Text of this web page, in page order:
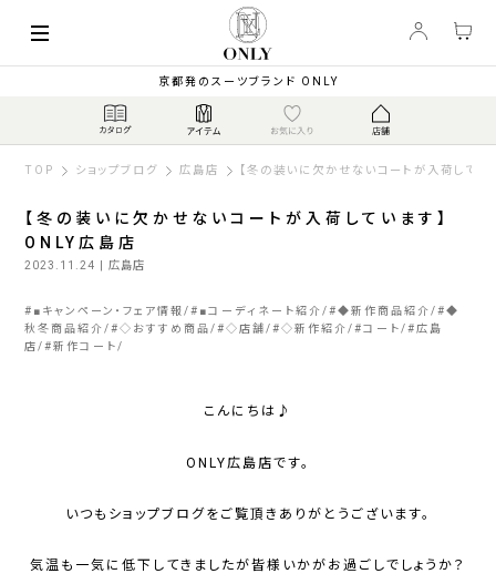
京都発のスーツブランド ONLY
TOP ショップブログ 広島店 【冬の装いに欠かせないコートが入荷して
【冬の装いに欠かせないコートが入荷しています】
ONLY広島店
2023.11.24 | 広島店
# ■キャンペーン・フェア情報 # ■コーディネート紹介 #◆新作商品紹介 #◆
秋冬商品紹介 #◇おすすめ商品 #◇店舗 #◇新作紹介 #コート #広島
店 #新作コート
こんにちは♪
ONLY広島店です。
いつもショップブログをご覧頂きありがとうございます。
気温も一気に低下してきましたが皆様いかがお過ごしでしょうか？